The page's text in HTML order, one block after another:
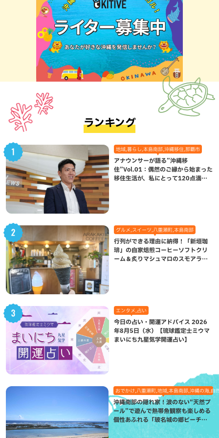
ランキング
地域,暮らし,本島南部,沖縄移住,那覇市
アナウンサーが語る”沖縄移
住”Vol.01：偶然のご縁から始まった
移住生活が、私にとって120点満点
グルメ,スイーツ,八重瀬町,本島南部
行列ができる理由に納得！「新垣珈
琲」の自家焙煎コーヒーソフトクリ
ーム＆炙りマシュマロのスモアラテ
エンタメ,占い
今日の占い・開運アドバイス 2026
年8月5日（水）【琉球鑑定士ミウマ
まいにち九星気学開運占い】
おでかけ,八重瀬町,地域,本島南部,沖縄の海,自
沖縄南部の隠れ家！波のない“天然プ
ール”で遊んで熱帯魚観察も楽しめる
個性あふれる「玻名城の郷ビーチ」
（八重瀬町）